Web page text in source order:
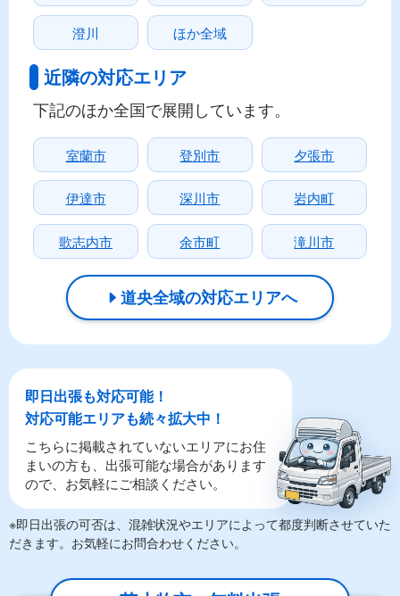
澄川 ほか全域
近隣の対応エリア
下記のほか全国で展開しています。
室蘭市 登別市 夕張市
伊達市 深川市 岩内町
歌志内市 余市町 滝川市
道央全域の対応エリアへ
即日出張も対応可能！
対応可能エリアも続々拡大中！
こちらに掲載されていないエリアにお住
まいの方も、出張可能な場合があります
ので、お気軽にご相談ください。
※即日出張の可否は、混雑状況やエリアによって都度判断させていた
だきます。お気軽にお問合わせください。